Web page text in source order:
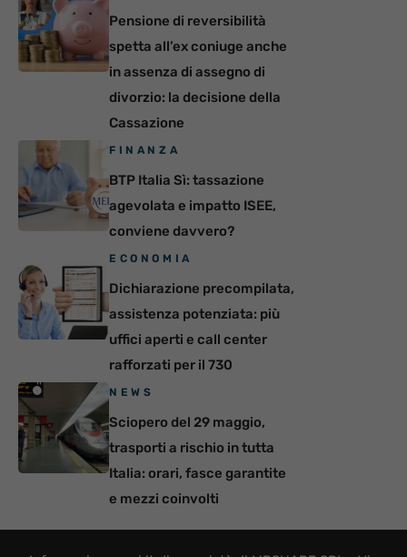
Pensione di reversibilità
spetta all’ex coniuge anche
in assenza di assegno di
divorzio: la decisione della
Cassazione
FINANZA
BTP Italia Sì: tassazione
agevolata e impatto ISEE,
conviene davvero?
ECONOMIA
Dichiarazione precompilata,
assistenza potenziata: più
uffici aperti e call center
rafforzati per il 730
NEWS
Sciopero del 29 maggio,
trasporti a rischio in tutta
Italia: orari, fasce garantite
e mezzi coinvolti